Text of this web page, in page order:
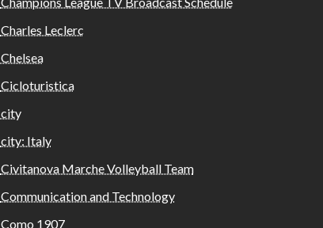
Charles Leclerc
Chelsea
Cicloturistica
city
city: Italy
Civitanova Marche Volleyball Team
Communication and Technology
Como 1907